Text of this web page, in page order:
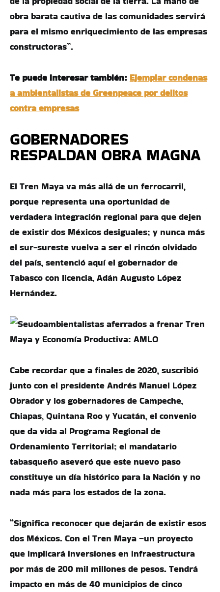
obra barata cautiva de las comunidades servirá
para el mismo enriquecimiento de las empresas
constructoras”.
Te puede interesar también: Ejemplar condenas
a ambientalistas de Greenpeace por delitos
contra empresas
GOBERNADORES
RESPALDAN OBRA MAGNA
El Tren Maya va más allá de un ferrocarril,
porque representa una oportunidad de
verdadera integración regional para que dejen
de existir dos Méxicos desiguales; y nunca más
el sur-sureste vuelva a ser el rincón olvidado
del país, sentenció aquí el gobernador de
Tabasco con licencia, Adán Augusto López
Hernández.
Cabe recordar que a finales de 2020, suscribió
junto con el presidente Andrés Manuel López
Obrador y los gobernadores de Campeche,
Chiapas, Quintana Roo y Yucatán, el convenio
que da vida al Programa Regional de
Ordenamiento Territorial; el mandatario
tabasqueño aseveró que este nuevo paso
constituye un día histórico para la Nación y no
nada más para los estados de la zona.
“Significa reconocer que dejarán de existir esos
dos Méxicos. Con el Tren Maya –un proyecto
que implicará inversiones en infraestructura
por más de 200 mil millones de pesos. Tendrá
impacto en más de 40 municipios de cinco